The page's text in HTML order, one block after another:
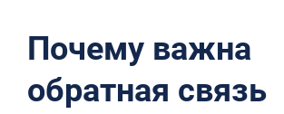
Почему важна
обратная связь